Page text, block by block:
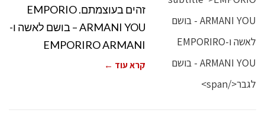
זהים בעוצמתם. EMPORIO
ARMANI YOU – בושם לאשה ו-
EMPORIRO ARMANI
קרא עוד ←